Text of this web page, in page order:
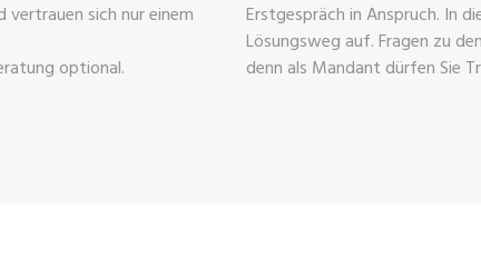
vertrauen sich nur einem
optional.
Erstgespräch in Anspruch. In
Lösungsweg auf. Fragen zu
denn als Mandant dürfen Sie